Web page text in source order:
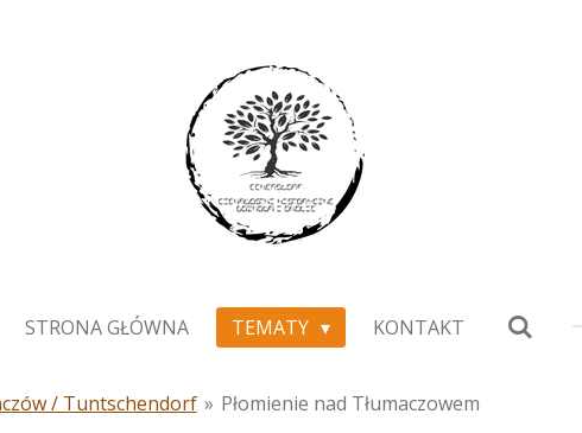
STRONA GŁÓWNA TEMATY KONTAKT
/ Tuntschendorf » Płomienie nad Tłumaczowem